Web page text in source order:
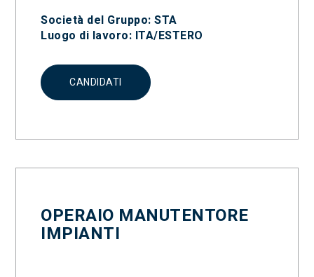
Società del Gruppo: STA
Luogo di lavoro: ITA/ESTERO
CANDIDATI
OPERAIO MANUTENTORE
IMPIANTI